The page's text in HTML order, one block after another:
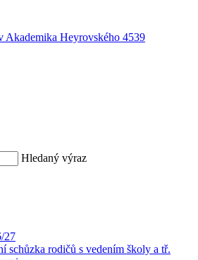
Akademika Heyrovského 4539
Hledaný výraz
27
schůzka rodičů s vedením školy a tř.